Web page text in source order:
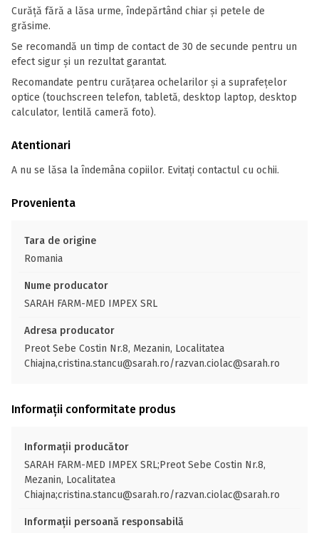
Curăță fără a lăsa urme, îndepărtând chiar și petele de
grăsime.
Se recomandă un timp de contact de 30 de secunde pentru un
efect sigur și un rezultat garantat.
Recomandate pentru curățarea ochelarilor și a suprafețelor
optice (touchscreen telefon, tabletă, desktop laptop, desktop
calculator, lentilă cameră foto).
Atentionari
A nu se lăsa la îndemâna copiilor. Evitați contactul cu ochii.
Provenienta
Tara de origine
Romania
Nume producator
SARAH FARM-MED IMPEX SRL
Adresa producator
Preot Sebe Costin Nr.8, Mezanin, Localitatea
Chiajna,cristina.stancu@sarah.ro/razvan.ciolac@sarah.ro
Informații conformitate produs
Informații producător
SARAH FARM-MED IMPEX SRL;Preot Sebe Costin Nr.8,
Mezanin, Localitatea
Chiajna;cristina.stancu@sarah.ro/razvan.ciolac@sarah.ro
Informații persoană responsabilă